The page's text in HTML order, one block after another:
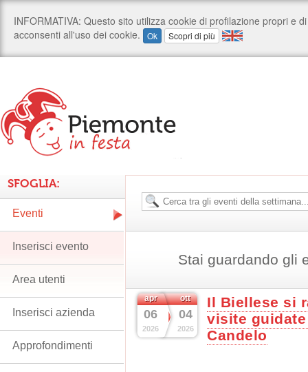
Stai guardando gli
apr
06
2026
ott
04
2026
Il Biellese si
visite
Candelo
SFOGLIA:
Eventi
Inserisci evento
Area utenti
Inserisci azienda
Approfondimenti